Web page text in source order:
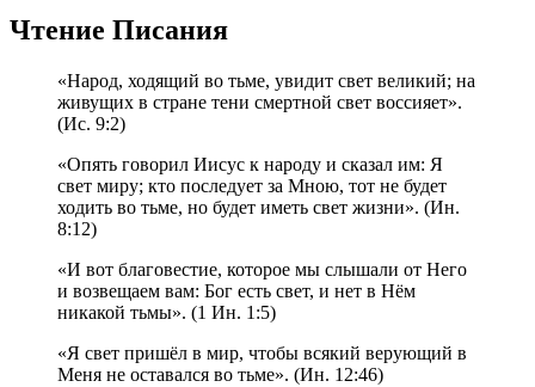
Чтение Писания
«Народ, ходящий во тьме, увидит свет великий; на
живущих в стране тени смертной свет воссияет».
(Ис. 9:2)
«Опять говорил Иисус к народу и сказал им: Я
свет миру; кто последует за Мною, тот не будет
ходить во тьме, но будет иметь свет жизни». (Ин.
8:12)
«И вот благовестие, которое мы слышали от Него
и возвещаем вам: Бог есть свет, и нет в Нём
никакой тьмы». (1 Ин. 1:5)
«Я свет пришёл в мир, чтобы всякий верующий в
Меня не оставался во тьме». (Ин. 12:46)